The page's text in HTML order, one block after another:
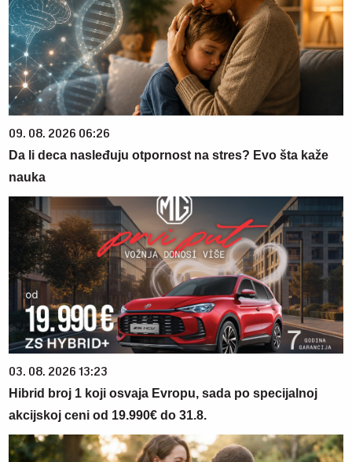
09. 08. 2026 06:26
Da li deca nasleđuju otpornost na stres? Evo šta kaže
nauka
03. 08. 2026 13:23
Hibrid broj 1 koji osvaja Evropu, sada po specijalnoj
akcijskoj ceni od 19.990€ do 31.8.